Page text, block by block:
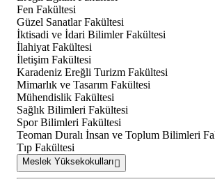
Fen Fakültesi
Güzel Sanatlar Fakültesi
İktisadi ve İdari Bilimler Fakültesi
İlahiyat Fakültesi
İletişim Fakültesi
Karadeniz Ereğli Turizm Fakültesi
Mimarlık ve Tasarım Fakültesi
Mühendislik Fakültesi
Sağlık Bilimleri Fakültesi
Spor Bilimleri Fakültesi
Teoman Duralı İnsan ve Toplum Bilimleri
Tıp Fakültesi
Meslek Yüksekokulları